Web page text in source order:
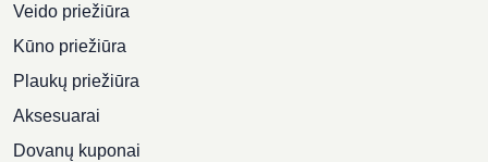
Veido priežiūra
Kūno priežiūra
Plaukų priežiūra
Aksesuarai
Dovanų kuponai